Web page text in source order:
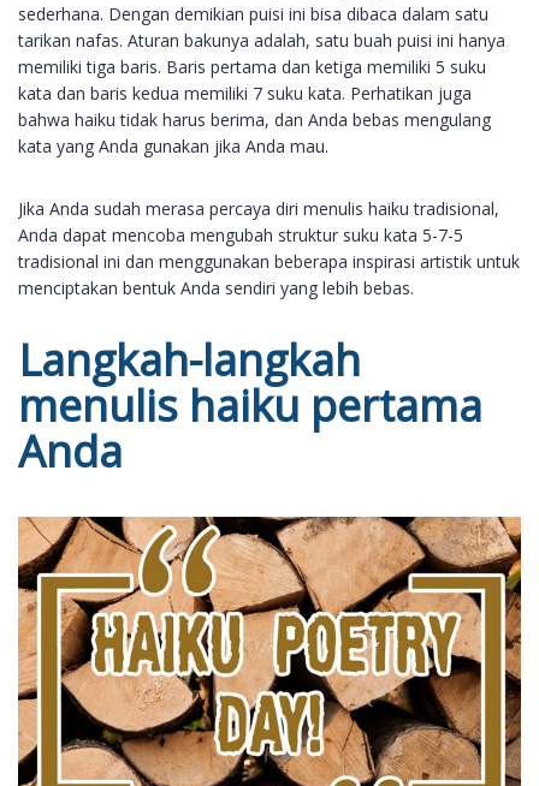
sederhana. Dengan demikian puisi ini bisa dibaca dalam satu
tarikan nafas. Aturan bakunya adalah, satu buah puisi ini hanya
memiliki tiga baris. Baris pertama dan ketiga memiliki 5 suku
kata dan baris kedua memiliki 7 suku kata. Perhatikan juga
bahwa haiku tidak harus berima, dan Anda bebas mengulang
kata yang Anda gunakan jika Anda mau.
Jika Anda sudah merasa percaya diri menulis haiku tradisional,
Anda dapat mencoba mengubah struktur suku kata 5-7-5
tradisional ini dan menggunakan beberapa inspirasi artistik untuk
menciptakan bentuk Anda sendiri yang lebih bebas.
Langkah-langkah
menulis haiku pertama
Anda